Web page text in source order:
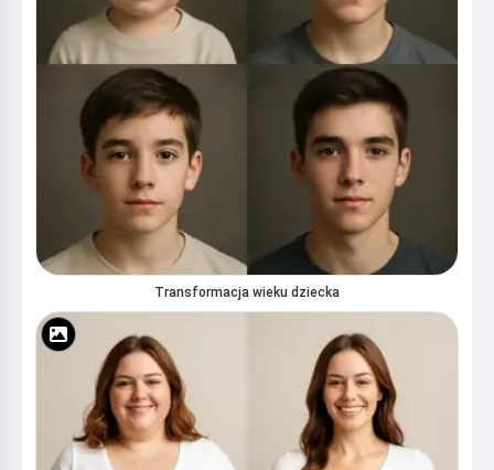
Transformacja wieku dziecka